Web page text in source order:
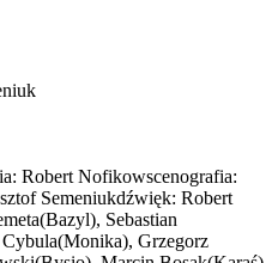
Robert Nofikowscenografia:
Semeniukdźwięk: Robert
Sebastian
Grzegorz